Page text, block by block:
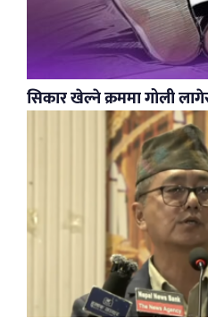
सिकार खेल्ने क्रममा गोली